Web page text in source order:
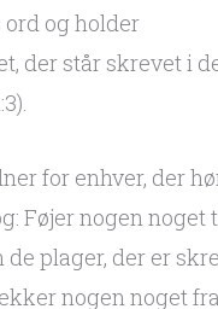
og holder
der står skrevet i
for enhver, der
Føjer nogen noget
plager, der er
nogen noget